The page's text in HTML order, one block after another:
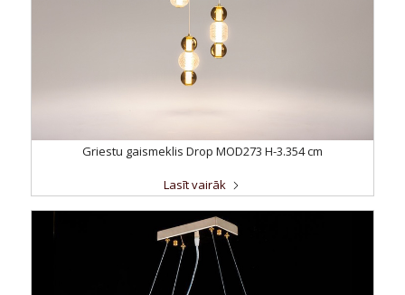
Griestu gaismeklis Drop MOD273 H-3.354 cm
Lasīt vairāk